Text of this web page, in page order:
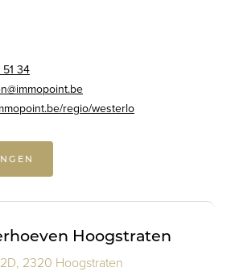
51 34
regio/westerlo
Hoogstraten
2320 Hoogstraten